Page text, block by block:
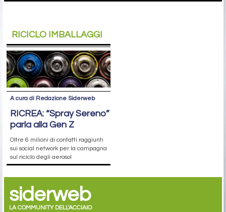
RICICLO IMBALLAGGI
A cura di Redazione Siderweb
RICREA: “Spray Sereno”
parla alla Gen Z
Oltre 6 milioni di contatti raggiunti
sui social network per la campagna
sul riciclo degli aerosol
siderweb
LA COMMUNITY DELL'ACCIAIO